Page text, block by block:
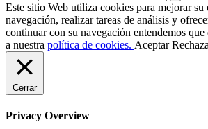
Este sitio Web utiliza cookies para mejorar su
navegación, realizar tareas de análisis y
continuar con su navegación entendemos
a nuestra política de cookies. Aceptar
Cerrar
Privacy Overview